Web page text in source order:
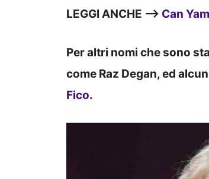
LEGGI ANCHE —> Can
Per altri nomi che sono
come Raz Degan, ed
Fico.